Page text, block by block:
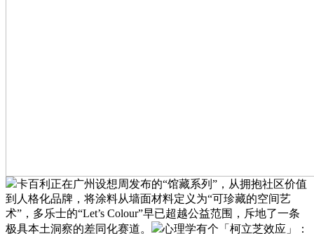
卡百利正在广州设想周发布的“馆藏系列”，从拥抱社区价值
到人格化品牌，将涂料从墙面材料定义为“可珍藏的空间艺
术”，多乐士的“Let’s Colour”早已超越公益范围，斥地了一条
极具本土洞察的差同化赛道。
心理学有个「柯立芝效应」：